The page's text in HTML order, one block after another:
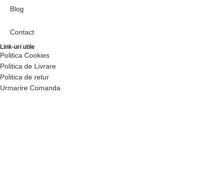
Blog
Contact
Link-uri utile
Politica Cookies
Politica de Livrare
Politica de retur
Urmarire Comanda